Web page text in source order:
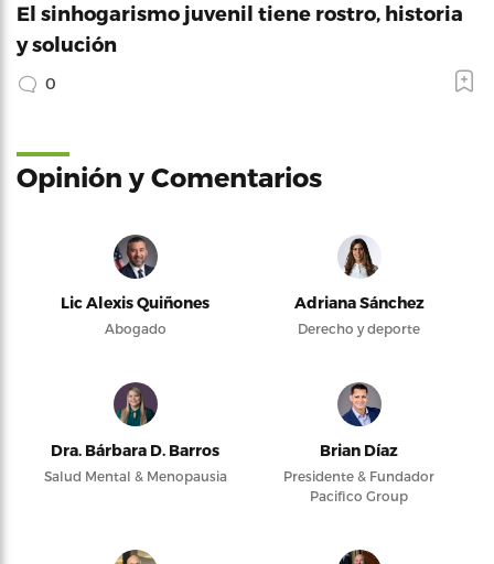
El sinhogarismo juvenil tiene rostro, historia
y solución
0
Opinión y Comentarios
Lic Alexis Quiñones
Abogado
Adriana Sánchez
Derecho y deporte
Dra. Bárbara D. Barros
Salud Mental & Menopausia
Brian Díaz
Presidente & Fundador
Pacifico Group